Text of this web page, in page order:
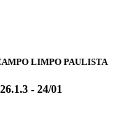
LIMPO PAULISTA
- 24/01